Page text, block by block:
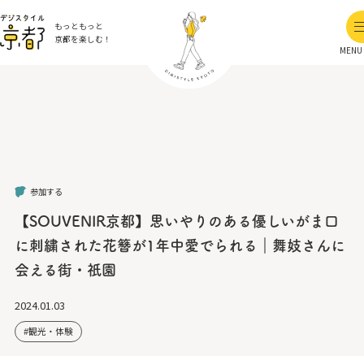
もっともっと
京都を楽しむ！
MENU
参加する
【SOUVENIR京都】思いやりのある優しいがま口
に刺繍された花簪が1年中愛でられる｜舞妓さんに
会える街・祇園
2024.01.03
観光・体験